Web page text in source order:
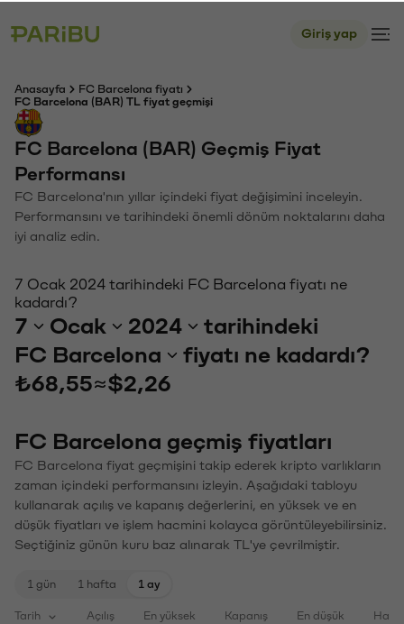
Giriş yap
Anasayfa
FC Barcelona fiyatı
FC Barcelona (BAR) TL fiyat geçmişi
FC Barcelona (BAR) Geçmiş Fiyat
Performansı
FC Barcelona'nın yıllar içindeki fiyat değişimini inceleyin.
Performansını ve tarihindeki önemli dönüm noktalarını daha
iyi analiz edin.
7 Ocak 2024 tarihindeki FC Barcelona fiyatı ne
kadardı?
7 Ocak 2024
tarihindeki
FC Barcelona
fiyatı ne kadardı?
₺68,55≈$2,26
FC Barcelona geçmiş fiyatları
FC Barcelona fiyat geçmişini takip ederek kripto varlıkların
zaman içindeki performansını izleyin. Aşağıdaki tabloyu
kullanarak açılış ve kapanış değerlerini, en yüksek ve en
düşük fiyatları ve işlem hacmini kolayca görüntüleyebilirsiniz.
Seçtiğiniz günün kuru baz alınarak TL'ye çevrilmiştir.
1 gün 1 hafta 1 ay
Tarih Açılış En yüksek Kapanış En düşük